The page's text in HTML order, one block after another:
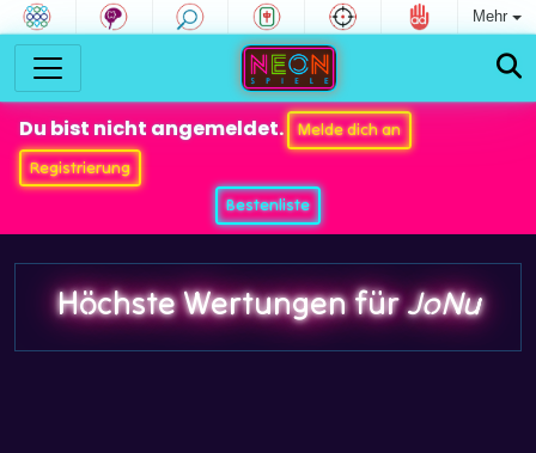
Mehr
Du bist nicht angemeldet.
Melde dich an
Registrierung
Bestenliste
Höchste Wertungen fürJoNu